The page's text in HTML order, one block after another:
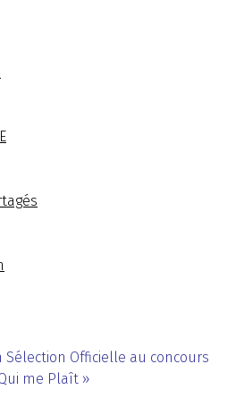
Sélection Officielle au concours
me Plaît »